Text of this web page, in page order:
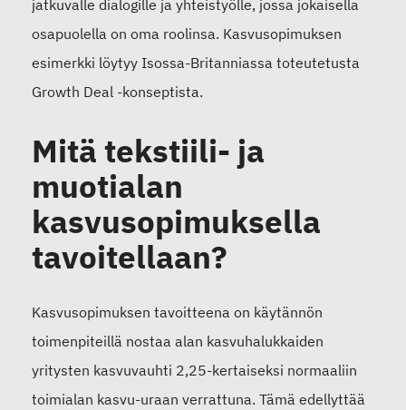
jatkuvalle dialogille ja yhteistyölle, jossa jokaisella
osapuolella on oma roolinsa. Kasvusopimuksen
esimerkki löytyy Isossa-Britanniassa toteutetusta
Growth Deal -konseptista.
Mitä tekstiili- ja
muotialan
kasvusopimuksella
tavoitellaan?
Kasvusopimuksen tavoitteena on käytännön
toimenpiteillä nostaa alan kasvuhalukkaiden
yritysten kasvuvauhti 2,25-kertaiseksi normaaliin
toimialan kasvu-uraan verrattuna. Tämä edellyttää